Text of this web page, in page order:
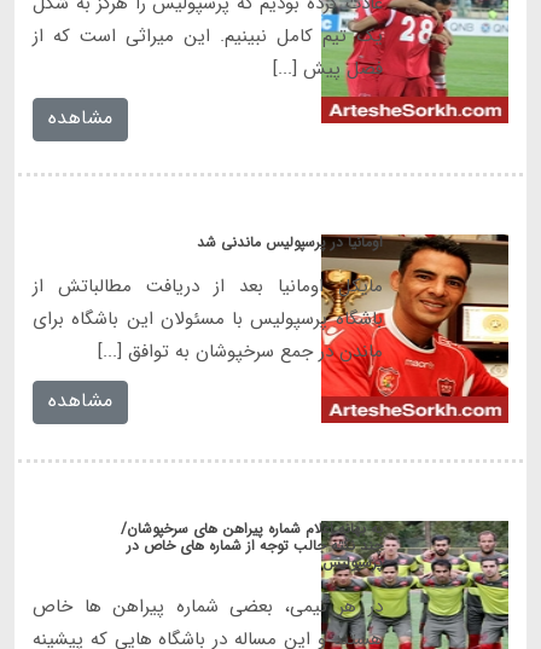
یک تیم کامل نبینیم. این میراثی است که از
فصل پیش [...]
مشاهده
اومانیا در پرسپولیس ماندنی شد
مایکل اومانیا بعد از دریافت مطالباتش از
باشگاه پرسپولیس با مسئولان این باشگاه برای
ماندن در جمع سرخپوشان به توافق [...]
مشاهده
به بهانه اعلام شماره پیراهن های سرخپوشان/
چند نکته جالب توجه از شماره های خاص در
پرسپولیس
در هر تیمی، بعضی شماره پیراهن ها خاص
هستند و این مساله در باشگاه هایی که پیشینه